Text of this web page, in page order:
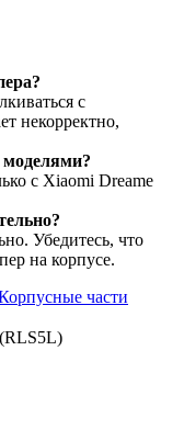
с
некорректно,
с Xiaomi Dreame
Убедитесь, что
на корпусе.
части